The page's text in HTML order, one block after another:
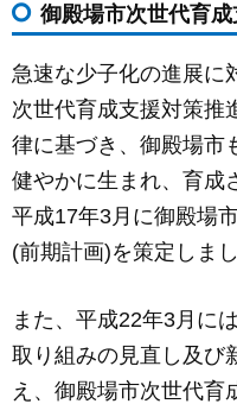
c
e
b
o
o
k
ail ss
e
n
g
er
御殿場市次世代育
急速な少子化の進展に
次世代育成支援対策推
律に基づき、御殿場市
健やかに生まれ、育成
平成17年3月に御殿場
(前期計画)を策定しまし
また、平成22年3月に
取り組みの見直し及び
え、御殿場市次世代育